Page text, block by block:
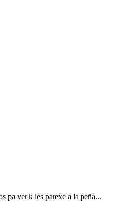
pa ver k les parexe a la peña...